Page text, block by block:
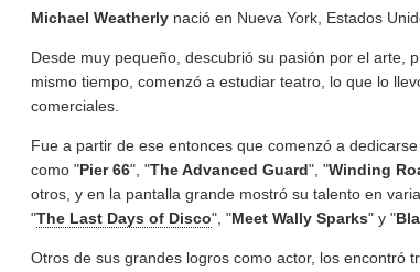
Michael Weatherly nació en Nueva York, Estados
Desde muy pequeño, descubrió su pasión por el arte,
mismo tiempo, comenzó a estudiar teatro, lo que lo
comerciales.
Fue a partir de ese entonces que comenzó a
como "Pier 66", "The Advanced Guard", "Winding
otros, y en la pantalla grande mostró su talento en
"The Last Days of Disco", "Meet Wally Sparks" y "
Otros de sus grandes logros como actor, los encontró